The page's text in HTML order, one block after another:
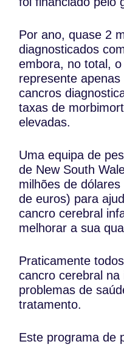
Por ano, quase 2
diagnosticados
embora, no total,
represente
cancros
taxas de
elevadas.
Uma equipa de
de New South
milhões de
de euros) para
cancro cerebral
melhorar a sua
Praticamente
cancro cerebral
problemas de
tratamento.
Este programa de